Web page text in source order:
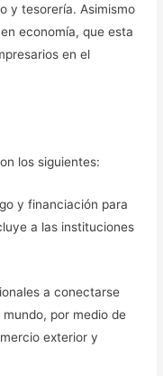
y tesorería. Asimismo
economía, que esta
en el
los siguientes:
y financiación para
a las instituciones
a conectarse
por medio de
exterior y